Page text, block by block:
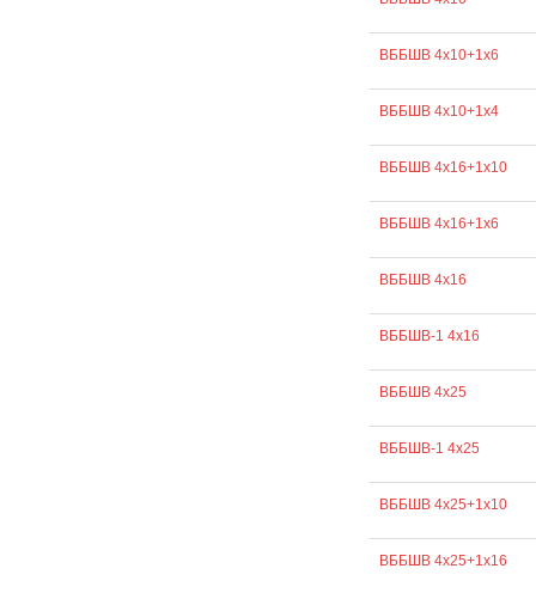
ВББШВ 4х10+1х6
ВББШВ 4х10+1х4
ВББШВ 4х16+1х10
ВББШВ 4х16+1х6
ВББШВ 4х16
ВББШВ-1 4х16
ВББШВ 4х25
ВББШВ-1 4х25
ВББШВ 4х25+1х10
ВББШВ 4х25+1х16